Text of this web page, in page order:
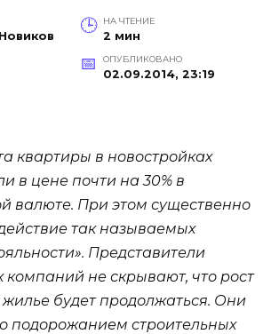
НА ЧТЕНИЕ
2 мин
ОПУБЛИКОВАНО
02.09.2014, 23:19
квартиры в новостройках
в цене почти на 30% в
валюте. При этом существенно
так называемых
Представители
компаний не скрывают, что рост
будет продолжаться. Они
подорожанием строительных